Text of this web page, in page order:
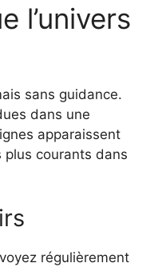
l’univers
sans guidance.
dans une
apparaissent
plus courants dans
régulièrement